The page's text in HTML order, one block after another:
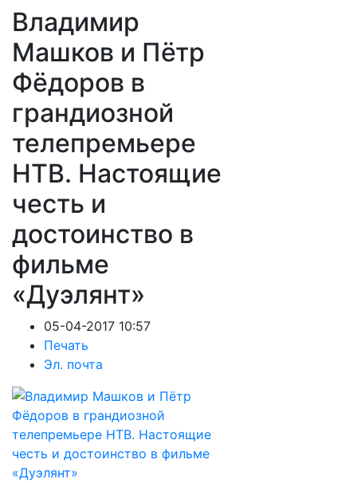
Владимир
Машков и Пётр
Фёдоров в
грандиозной
телепремьере
НТВ. Настоящие
честь и
достоинство в
фильме
«Дуэлянт»
05-04-2017 10:57
Печать
Эл. почта